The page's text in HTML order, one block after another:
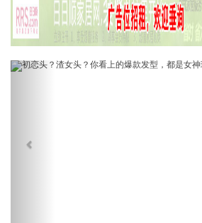
Previous